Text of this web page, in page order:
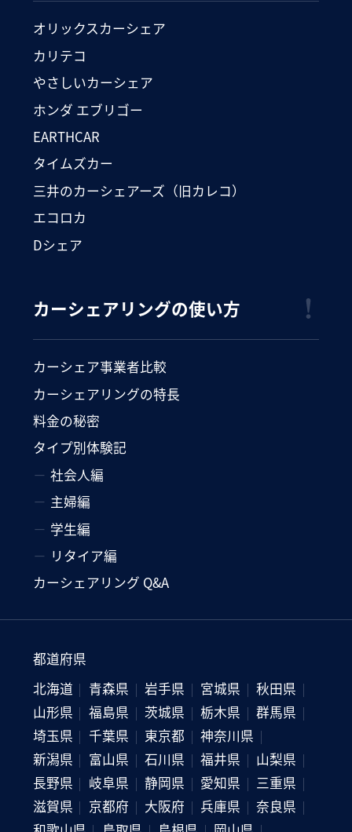
オリックスカーシェア
カリテコ
やさしいカーシェア
ホンダ エブリゴー
EARTHCAR
タイムズカー
三井のカーシェアーズ（旧カレコ）
エコロカ
Dシェア
カーシェアリングの使い方
カーシェア事業者比較
カーシェアリングの特長
料金の秘密
タイプ別体験記
社会人編
主婦編
学生編
リタイア編
カーシェアリング Q&A
都道府県
北海道
青森県 岩手県 宮城県
秋田県
山形県
福島県 茨城県 栃木県
群馬県
埼玉県
千葉県 東京都
神奈川県
新潟県
富山県 石川県 福井県
山梨県
長野県
岐阜県 静岡県 愛知県
三重県
滋賀県
京都府 大阪府 兵庫県
奈良県